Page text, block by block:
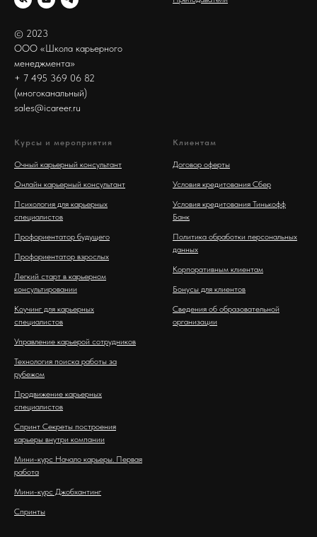
© 2023
ООО «Школа карьерного
менеджмента»
+ 7 495 369 06 82
(многоканальный)
sales@icareer.ru
Курсы и мероприятия
Очный карьерный консультант
Онлайн карьерный консультант
Психология для карьерных
специалистов
Профориентатор будущего
Профориентатор взрослых
Легкий старт в карьерном
консультировании
Коучинг для карьерных
специалистов
Управление карьерой сотрудников
Технология поиска работы за
рубежом
Продвижение карьерных
специалистов
Спринт Секреты построения
карьеры внутри компании
Мини-курс Начало карьеры. Первая
работа
Мини-курс Джобхантинг
Спринты
Клиентам
Договор оферты
Условия кредитования Сбер
Условия кредитования Тинькофф
Банк
Политика обработки персональных
данных
Корпоративным клиентам
Бонусы для клиентов
Сведения об образовательной
организации